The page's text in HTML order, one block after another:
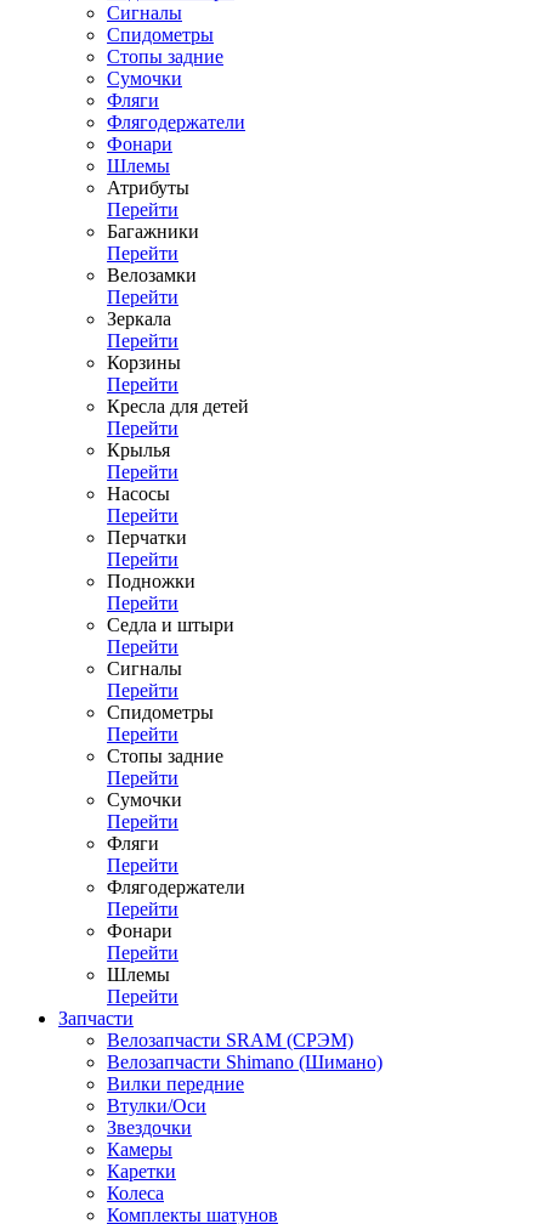
Сигналы
Спидометры
Стопы задние
Сумочки
Фляги
Флягодержатели
Фонари
Шлемы
Атрибуты
Перейти
Багажники
Перейти
Велозамки
Перейти
Зеркала
Перейти
Корзины
Перейти
Кресла для детей
Перейти
Крылья
Перейти
Насосы
Перейти
Перчатки
Перейти
Подножки
Перейти
Седла и штыри
Перейти
Сигналы
Перейти
Спидометры
Перейти
Стопы задние
Перейти
Сумочки
Перейти
Фляги
Перейти
Флягодержатели
Перейти
Фонари
Перейти
Шлемы
Перейти
Запчасти
Велозапчасти SRAM (СРЭМ)
Велозапчасти Shimano (Шимано)
Вилки передние
Втулки/Оси
Звездочки
Камеры
Каретки
Колеса
Комплекты шатунов